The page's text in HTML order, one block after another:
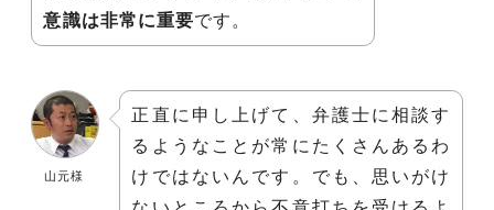
意識は非常に重要です。
山元様
正直に申し上げて、弁護士に相談す
るようなことが常にたくさんあるわ
けではないんです。でも、思いがけ